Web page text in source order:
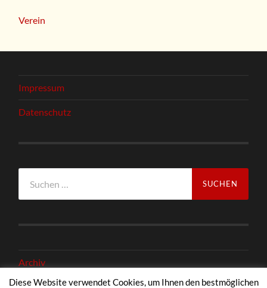
Verein
Impressum
Datenschutz
nach:
Archiv
Diese Website verwendet Cookies, um Ihnen den bestmöglichen